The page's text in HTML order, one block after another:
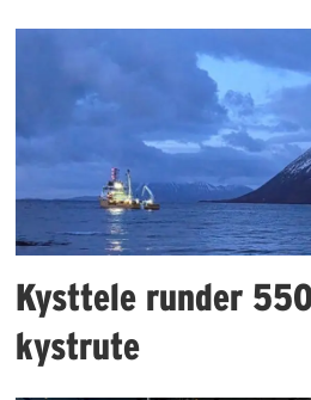
Kysttele runder
kystrute